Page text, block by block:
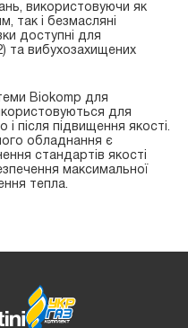
використовуючи як
так і безмасляні
доступні для
та вибухозахищених
Biokomp для
для
після підвищення якості.
обладнання є
стандартів якості
максимальної
тепла.